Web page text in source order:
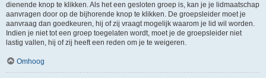
dienende knop te klikken. Als het een gesloten groep is, kan je je lidmaatschap
aanvragen door op de bijhorende knop te klikken. De groepsleider moet je
aanvraag dan goedkeuren, hij of zij vraagt mogelijk waarom je lid wil worden.
Indien je niet tot een groep toegelaten wordt, moet je de groepsleider niet
lastig vallen, hij of zij heeft een reden om je te weigeren.
Omhoog